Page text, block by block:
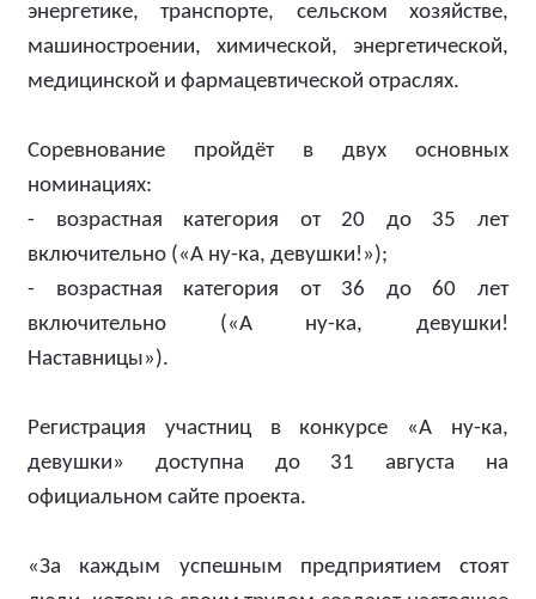
энергетике, транспорте, сельском хозяйстве,
машиностроении, химической, энергетической,
медицинской и фармацевтической отраслях.
Соревнование пройдёт в двух основных
номинациях:
- возрастная категория от 20 до 35 лет
включительно («А ну-ка, девушки!»);
- возрастная категория от 36 до 60 лет
включительно («А ну-ка, девушки!
Наставницы»).
Регистрация участниц в конкурсе «А ну-ка,
девушки» доступна до 31 августа на
официальном сайте проекта.
«За каждым успешным предприятием стоят